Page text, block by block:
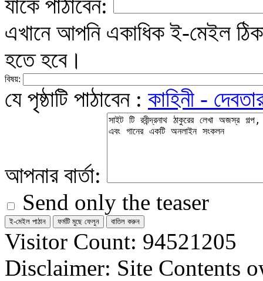
যাকে পাঠাবেন:
এখানে আপনি একাধিক ই-মেইল
হতে হবে।
বিষয়:
যে পৃষ্ঠাটি পাঠাবেন : কাহিনী -
আপনার বার্তা:
Send only the teaser
Visitor Count: 94521205
Disclaimer: Site Contents